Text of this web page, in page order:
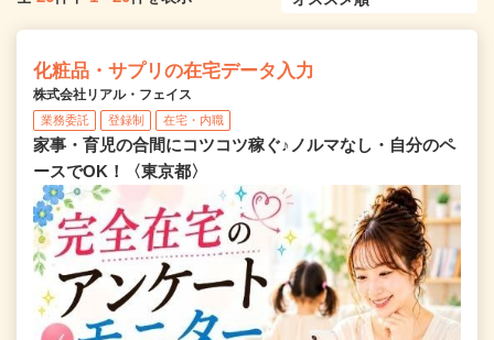
化粧品・サプリの在宅データ入力
株式会社リアル・フェイス
業務委託 登録制 在宅・内職
家事・育児の合間にコツコツ稼ぐ♪ノルマなし・自分のペ
ースでOK！〈東京都〉